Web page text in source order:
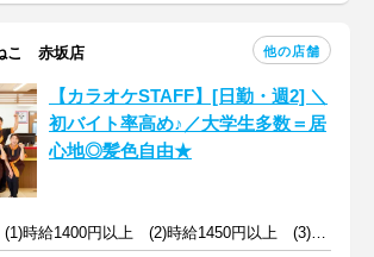
こ 赤坂店 他の店舗
【カラオケSTAFF】[日勤・週2] ＼
初バイト率高め♪／大学生多数＝居
心地◎髪色自由★
(1)時給1400円以上 (2)時給1450円以上 (3)時給1450円以上